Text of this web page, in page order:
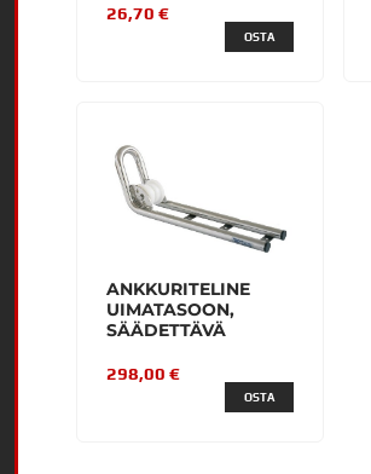
26,70 €
OSTA
ANKKURITELINE
UIMATASOON,
SÄÄDETTÄVÄ
298,00 €
OSTA